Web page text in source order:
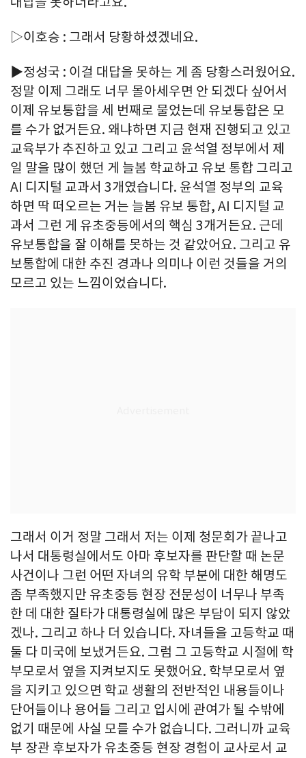
▷이호승 : 그래서 당황하셨겠네요.
▶정성국 : 이걸 대답을 못하는 게 좀 당황스러웠어요.
정말 이제 그래도 너무 몰아세우면 안 되겠다 싶어서
이제 유보통합을 세 번째로 물었는데 유보통합은 모
를 수가 없거든요. 왜냐하면 지금 현재 진행되고 있고
교육부가 추진하고 있고 그리고 윤석열 정부에서 제
일 말을 많이 했던 게 늘봄 학교하고 유보 통합 그리고
AI 디지털 교과서 3개였습니다. 윤석열 정부의 교육
하면 딱 떠오르는 거는 늘봄 유보 통합, AI 디지털 교
과서 그런 게 유초중등에서의 핵심 3개거든요. 근데
유보통합을 잘 이해를 못하는 것 같았어요. 그리고 유
보통합에 대한 추진 경과나 의미나 이런 것들을 거의
모르고 있는 느낌이었습니다.
그래서 이거 정말 그래서 저는 이제 청문회가 끝나고
나서 대통령실에서도 아마 후보자를 판단할 때 논문
사건이나 그런 어떤 자녀의 유학 부분에 대한 해명도
좀 부족했지만 유초중등 현장 전문성이 너무나 부족
한 데 대한 질타가 대통령실에 많은 부담이 되지 않았
겠나. 그리고 하나 더 있습니다. 자녀들을 고등학교 때
둘 다 미국에 보냈거든요. 그럼 그 고등학교 시절에 학
부모로서 옆을 지켜보지도 못했어요. 학부모로서 옆
을 지키고 있으면 학교 생활의 전반적인 내용들이나
단어들이나 용어들 그리고 입시에 관여가 될 수밖에
없기 때문에 사실 모를 수가 없습니다. 그러니까 교육
부 장관 후보자가 유초중등 현장 경험이 교사로서 교